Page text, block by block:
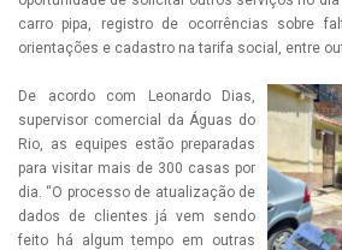
carro pipa, registro de ocorrências sobre
orientações e cadastro na tarifa social, entre
De acordo com Leonardo Dias,
supervisor comercial da Águas do
Rio, as equipes estão preparadas
para visitar mais de 300 casas por
dia. “O processo de atualização de
dados de clientes já vem sendo
feito há algum tempo em outras